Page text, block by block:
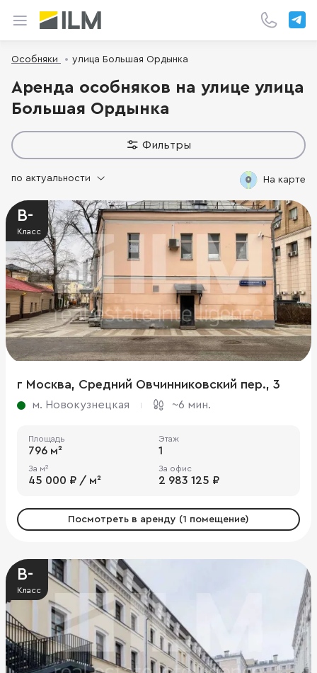
Особняки улица Большая Ордынка
Аренда особняков на улице улица
Большая Ордынка
Фильтры
На карте
по актуальности
B-
Класс
г Москва, Средний Овчинниковский пер., 3
м. Новокузнецкая ~6 мин.
Площадь
796 м²
Этаж
1
За м²
45 000 ₽ / м²
За офис
2 983 125 ₽
Посмотреть в аренду (1 помещение)
B-
Класс